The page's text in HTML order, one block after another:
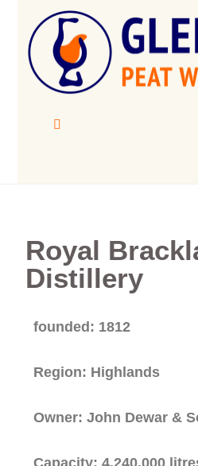
Royal
Distillery
founded: 1812
Region: Highlands
Owner: John Dewar &